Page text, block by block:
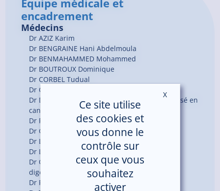
Équipe médicale et
encadrement
Médecins
DrAZIZ Karim
Dr BENGRAINE Hani Abdelmoula
Dr BENMAHAMMED Mohammed
Dr BOUTROUX Dominique
Dr CORBEL Tudual
Dr CORNILLET
Dr DELOBEL Jean-Bernard
, Oncologue spécialisé en
cancérologie digestive
Dr FERDI
Sabrina
Dr GUIHUR
Françoise
Dr LE GRUYER
Antonia
Dr LE SIDANER
Renaud
Dr QUENTIN Vincent, Spécialisé en oncologie
digestive
Dr REBILLARD Matthieu, Médecin Référent
Ce site utilise
des cookies et
vous donne le
contrôle sur
ceux que vous
souhaitez
activer
XMasquer le